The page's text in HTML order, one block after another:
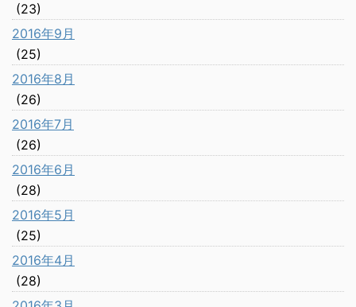
(23)
2016年9月
(25)
2016年8月
(26)
2016年7月
(26)
2016年6月
(28)
2016年5月
(25)
2016年4月
(28)